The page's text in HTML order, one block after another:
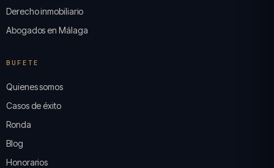
Derecho inmobiliario
Abogados en Málaga
BUFETE
Quienes somos
Casos de éxito
Ronda
Blog
Honorarios